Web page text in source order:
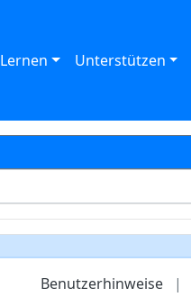
Lernen Unterstützen
Benutzerhinweise |